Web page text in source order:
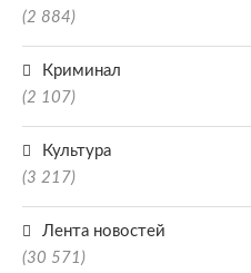
(2 884)
Криминал
(2 107)
Культура
(3 217)
Лента новостей
(30 571)